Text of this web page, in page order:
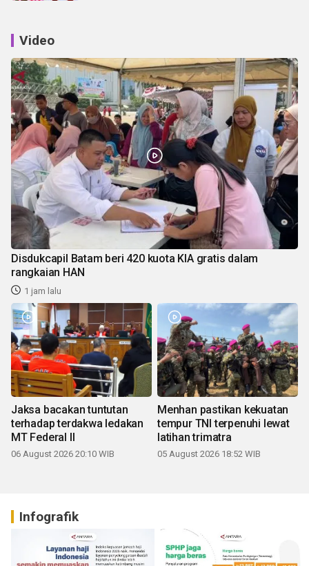
Video
Disdukcapil Batam beri 420 kuota KIA gratis dalam
rangkaian HAN
1 jam lalu
Jaksa bacakan tuntutan
terhadap terdakwa ledakan
MT Federal II
06 August 2026 20:10 WIB
Menhan pastikan kekuatan
tempur TNI terpenuhi lewat
latihan trimatra
05 August 2026 18:52 WIB
Infografik